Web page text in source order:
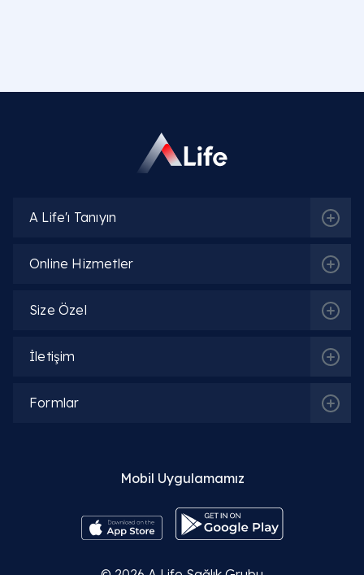
Detaylı Bilgi
Op. Dr. Osman Denizhan Özgün
A Life'ı Tanıyın
Online Hizmetler
Size Özel
İletişim
Formlar
Mobil Uygulamamız